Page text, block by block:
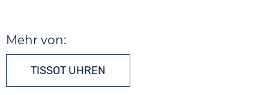
Mehr von:
TISSOT UHREN